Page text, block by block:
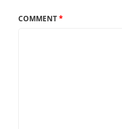
COMMENT*